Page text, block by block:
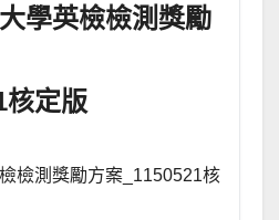
學英檢檢測獎勵
核定版
檢測獎勵方案_1150521核